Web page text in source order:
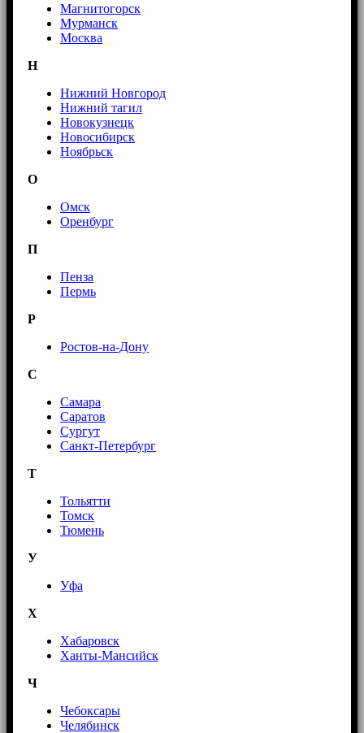
Магнитогорск
Мурманск
Москва
Н
Нижний Новгород
Нижний тагил
Новокузнецк
Новосибирск
Ноябрьск
О
Омск
Оренбург
П
Пенза
Пермь
Р
Ростов-на-Дону
С
Самара
Саратов
Сургут
Санкт-Петербург
Т
Тольятти
Томск
Тюмень
У
Уфа
Х
Хабаровск
Ханты-Мансийск
Ч
Чебоксары
Челябинск